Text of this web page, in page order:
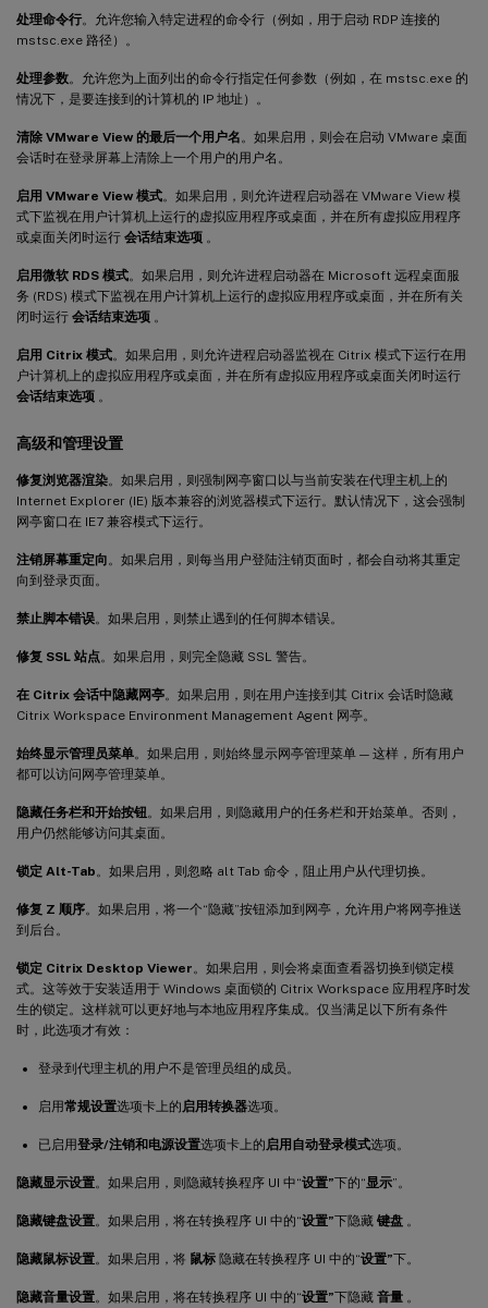
处理命令行。允许您输入特定进程的命令行（例如，用于启动 RDP 连接的
mstsc.exe 路径）。
处理参数。允许您为上面列出的命令行指定任何参数（例如，在 mstsc.exe 的
情况下，是要连接到的计算机的 IP 地址）。
清除 VMware View 的最后一个用户名 。如果启用，则会在启动 VMware 桌面
会话时在登录屏幕上清除上一个用户的用户名。
启用 VMware View 模式。如果启用，则允许进程启动器在 VMware View 模
式下监视在用户计算机上运行的虚拟应用程序或桌面，并在所有虚拟应用程序
或桌面关闭时运行 会话结束选项 。
启用微软 RDS 模式。如果启用，则允许进程启动器在 Microsoft 远程桌面服
务 (RDS) 模式下监视在用户计算机上运行的虚拟应用程序或桌面，并在所有关
闭时运行 会话结束选项 。
启用 Citrix 模式。如果启用，则允许进程启动器监视在 Citrix 模式下运行在用
户计算机上的虚拟应用程序或桌面，并在所有虚拟应用程序或桌面关闭时运行
会话结束选项 。
高级和管理设置
修复浏览器渲染。如果启用，则强制网亭窗口以与当前安装在代理主机上的
Internet Explorer (IE) 版本兼容的浏览器模式下运行。默认情况下，这会强制
网亭窗口在 IE7 兼容模式下运行。
注销屏幕重定向 。如果启用，则每当用户登陆注销页面时，都会自动将其重定
向到登录页面。
禁止脚本错误。如果启用，则禁止遇到的任何脚本错误。
修复 SSL 站点。如果启用，则完全隐藏 SSL 警告。
在 Citrix 会话中隐藏网亭。如果启用，则在用户连接到其 Citrix 会话时隐藏
Citrix Workspace Environment Management Agent 网亭。
始终显示管理员菜单。如果启用，则始终显示网亭管理菜单 — 这样，所有用户
都可以访问网亭管理菜单。
隐藏任务栏和开始按钮 。如果启用，则隐藏用户的任务栏和开始菜单。否则，
用户仍然能够访问其桌面。
锁定 Alt-Tab 。如果启用，则忽略 alt Tab 命令，阻止用户从代理切换。
修复 Z 顺序。如果启用，将一个“隐藏”按钮添加到网亭，允许用户将网亭推送
到后台。
锁定 Citrix Desktop Viewer 。如果启用，则会将桌面查看器切换到锁定模
式。这等效于安装适用于 Windows 桌面锁的 Citrix Workspace 应用程序时发
生的锁定。这样就可以更好地与本地应用程序集成。仅当满足以下所有条件
时，此选项才有效：
登录到代理主机的用户不是管理员组的成员。
启用常规设置选项卡上的 启用转换器选项。
已启用登录/注销和电源设置选项卡上的 启用自动登录模式选项。
隐藏显示设置。如果启用，则隐藏转换程序 UI 中“设置”下的“显示”。
隐藏键盘设置。如果启用，将在转换程序 UI 中的“设置”下隐藏 键盘 。
隐藏鼠标设置。如果启用，将 鼠标 隐藏在转换程序 UI 中的“设置”下。
隐藏音量设置。如果启用，将在转换程序 UI 中的“设置”下隐藏 音量 。